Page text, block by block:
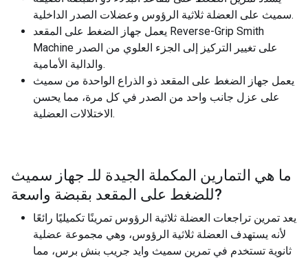
سميث على العضلة ثلاثية الرؤوس وعضلات الصدر الداخلية.
يعمل جهاز الضغط على المقعد Reverse-Grip Smith
Machine على تغيير التركيز إلى الجزء العلوي من الصدر
والدالية الأمامية.
يعمل جهاز الضغط على المقعد ذو الذراع الواحدة من سميث
على عزل جانب واحد من الصدر في كل مرة، مما يحسن
الاختلالات العضلية.
ما هي التمارين المكملة الجيدة للـ جهاز سميث
للضغط على المقعد بقبضة واسعة?
يعد تمرين تراجعات العضلة ثلاثية الرؤوس تمرينًا تكميليًا رائعًا
لأنه يستهدف العضلة ثلاثية الرؤوس، وهي مجموعة عضلية
ثانوية تستخدم في تمرين سميث وايد جريب بنش برس، مما